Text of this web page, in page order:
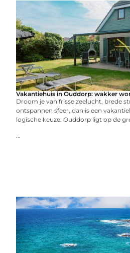
Vakantiehuis in Ouddorp: wakker
Droom je van frisse zeelucht, brede
ontspannen sfeer, dan is een
logische keuze. Ouddorp ligt op de
...